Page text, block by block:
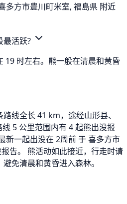
多方市豊川町米室, 福島県 附近
最活跃?
19 时左右。熊一般在清晨和黄昏
线全长 41 km，途经山形县、
5 公里范围内有 4 起熊出没报
新一起出没在 2周前 于 喜多方市
告。 熊活动如此接近，行走时请
免清晨和黄昏进入森林。